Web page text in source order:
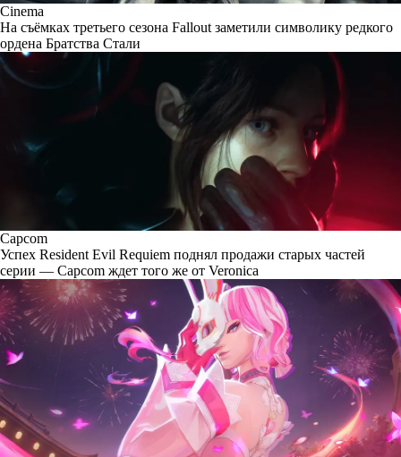
Cinema
На съёмках третьего сезона Fallout заметили символику редкого
ордена Братства Стали
Capcom
Успех Resident Evil Requiem поднял продажи старых частей
серии — Capcom ждет того же от Veronica